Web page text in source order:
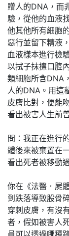
贈人的DNA，而
驗，從他的血液
他其他所有細胞
惡行並留下精液
血液樣本進行檢
以拭子抹擦口腔
類細胞所含DNA
人的DNA。用這
皮膚比對，便能
看出被害人生前
問：我正在進行
體後來被棄置在
看出死者被移動
你在《法醫．屍
到跌落導致股骨
穿刺皮膚，有沒
者，假如被害人
員可以透過哪種